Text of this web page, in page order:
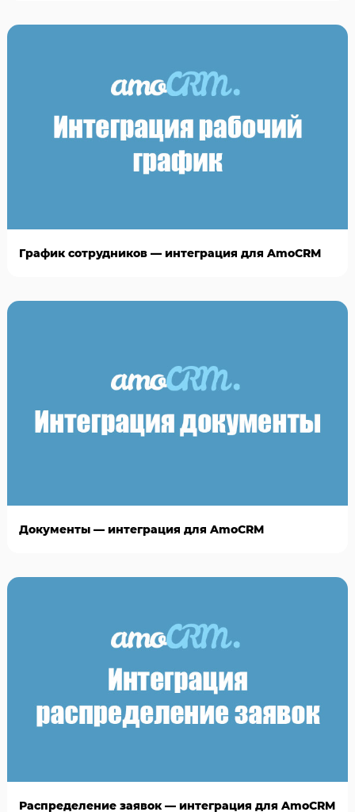
График сотрудников — интеграция для AmoCRM
Документы — интеграция для AmoCRM
Распределение заявок — интеграция для AmoCRM